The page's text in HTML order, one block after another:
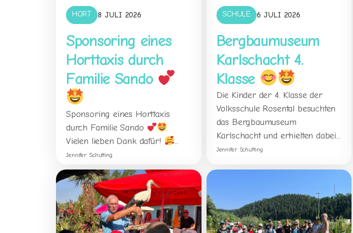
HORT 8 JULI 2026
Sponsoring eines
Horttaxis durch
Familie Sando
Sponsoring eines Horttaxis
durch Familie Sando
.
Vielen lieben Dank dafür!
...
Jennifer Schutting
SCHULE 6 JULI 2026
Bergbaumuseum
Karlschacht 4.
Klasse
Die Kinder der 4. Klasse der
Volksschule Rosental besuchten
das Bergbaumuseum
Karlschacht und erhielten dabei...
Jennifer Schutting